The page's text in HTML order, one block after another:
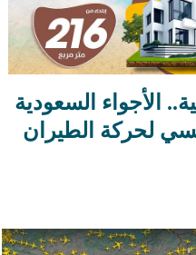
الأجواء السعودية
لحركة الطيران